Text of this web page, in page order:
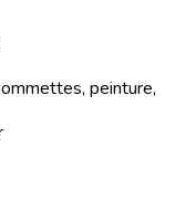
peinture,